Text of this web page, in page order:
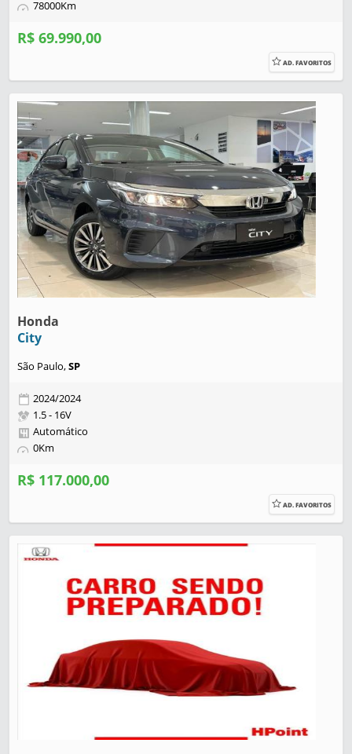
78000Km
R$ 69.990,00
AD. FAVORITOS
Honda
City
São Paulo,SP
2024/2024
1.5 - 16V
Automático
0Km
R$ 117.000,00
AD. FAVORITOS